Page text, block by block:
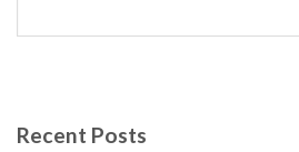
Recent Posts